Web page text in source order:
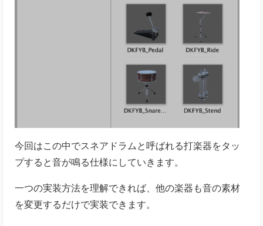
今回はこの中でスネアドラムと呼ばれる打楽器をタッ
プすると音が鳴る仕様にしていきます。
一つの実装方法を理解できれば、他の楽器も音の素材
を変更するだけで実装できます。